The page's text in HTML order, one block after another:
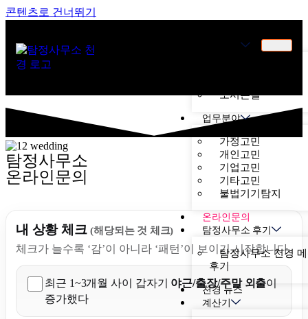
콘텐츠로 건너뛰기
오시는길
업무분야
가정고민
개인고민
기업고민
기타고민
불법기기탐지
온라인문의
탐정사무소 후기
탐정사무소 천경
후기
천경 뉴스
계산기
탐정사무소
온라인문의
내 상황 체크(해당되는 것 체크)
체크가 늘수록 ‘감’이 아니라 ‘패턴’이 보이기 시작합니다.
최근 1~3개월 사이 갑자기 야근/출장/주말 외출이
증가했다